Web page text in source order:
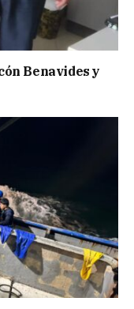
Benavides y